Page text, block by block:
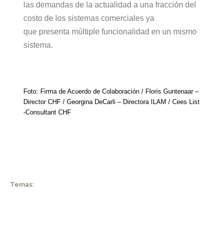
las demandas de la actualidad a una fracción del
costo de los sistemas comerciales ya
que presenta múltiple funcionalidad en un mismo
sistema.
Foto: Firma de Acuerdo de Colaboración / Floris Guntenaar –
Director CHF / Georgina DeCarli – Directora ILAM / Cees List
-Consultant CHF
Temas: